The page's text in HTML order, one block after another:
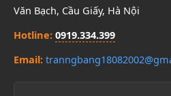
Văn Bạch, Cầu Giấy, Hà Nội
Hotline: 0919.334.399
Email: